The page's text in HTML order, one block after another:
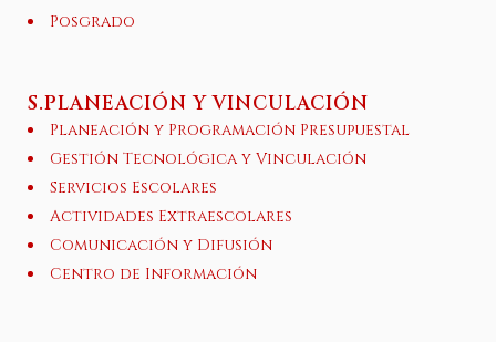
Posgrado
S.PLANEACIÓN Y VINCULACIÓN
Planeación y Programación Presupuestal
Gestión Tecnológica y Vinculación
Servicios Escolares
Actividades Extraescolares
Comunicación y Difusión
Centro de Información